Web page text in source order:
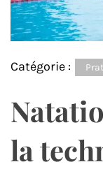
Catégorie :
la